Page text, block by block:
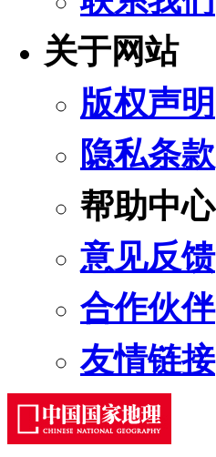
关于网站
版权声明
隐私条款
帮助中心
意见反馈
合作伙伴
友情链接